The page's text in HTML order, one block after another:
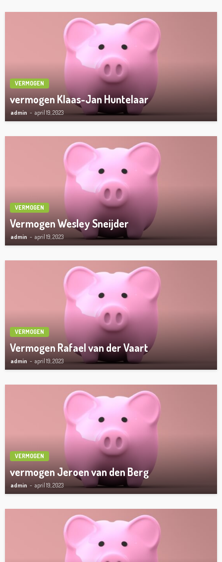
VERMOGEN
vermogen Klaas-Jan Huntelaar
admin april 19, 2023
VERMOGEN
Vermogen Wesley Sneijder
admin april 19, 2023
VERMOGEN
Vermogen Rafael van der Vaart
admin april 19, 2023
VERMOGEN
vermogen Jeroen van den Berg
admin april 19, 2023